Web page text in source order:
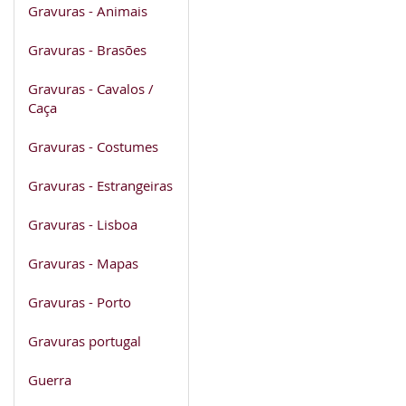
Gravuras - Animais
Gravuras - Brasões
Gravuras - Cavalos /
Caça
Gravuras - Costumes
Gravuras - Estrangeiras
Gravuras - Lisboa
Gravuras - Mapas
Gravuras - Porto
Gravuras portugal
Guerra